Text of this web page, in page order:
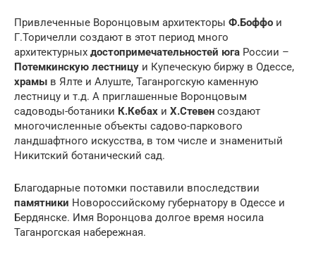
Привлеченные Воронцовым архитекторы Ф.Боффо и
Г.Торичелли создают в этот период много
архитектурных достопримечательностей юга России –
Потемкинскую лестницу и Купеческую биржу в Одессе,
храмы в Ялте и Алуште, Таганрогскую каменную
лестницу и т.д. А приглашенные Воронцовым
садоводы-ботаники К.Кебах и Х.Стевен создают
многочисленные объекты садово-паркового
ландшафтного искусства, в том числе и знаменитый
Никитский ботанический сад.
Благодарные потомки поставили впоследствии
памятники Новороссийскому губернатору в Одессе и
Бердянске. Имя Воронцова долгое время носила
Таганрогская набережная.